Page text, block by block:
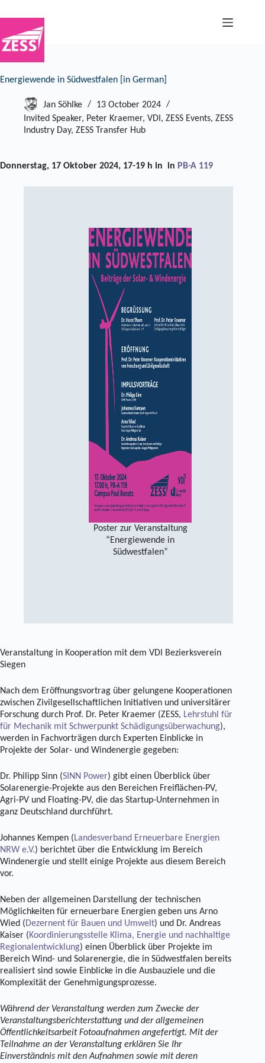
to
content
Energiewende in Südwestfalen [in German]
Jan Söhlke
13 October 2024
Invited Speaker, Peter Kraemer, VDI , ZESS Events, ZESS
Industry Day, ZESS Transfer Hub
Donnerstag, 17 Oktober 2024, 17-19 h in in PB-A 119
Poster zur Veranstaltung
“Energiewende in
Südwestfalen”
Veranstaltung in Kooperation mit dem VDI Bezierksverein
Siegen
Nach dem Eröffnungsvortrag über gelungene Kooperationen
zwischen Zivilgesellschaftlichen Initiativen und universitärer
Forschung durch Prof. Dr. Peter Kraemer (ZESS, Lehrstuhl für
für Mechanik mit Schwerpunkt Schädigungsüberwachung),
werden in Fachvorträgen durch Experten Einblicke in
Projekte der Solar- und Windenergie gegeben:
Dr. Philipp Sinn (SINN Power) gibt einen Überblick über
Solarenergie-Projekte aus den Bereichen Freiflächen-PV,
Agri-PV und Floating-PV, die das Startup-Unternehmen in
ganz Deutschland durchführt.
Johannes Kempen (Landesverband Erneuerbare Energien
NRW e.V.) berichtet über die Entwicklung im Bereich
Windenergie und stellt einige Projekte aus diesem Bereich
vor.
Neben der allgemeinen Darstellung der technischen
Möglichkeiten für erneuerbare Energien geben uns Arno
Wied (Dezernent für Bauen und Umwelt) und Dr. Andreas
Kaiser (Koordinierungsstelle Klima, Energie und nachhaltige
Regionalentwicklung) einen Überblick über Projekte im
Bereich Wind- und Solarenergie, die in Südwestfalen bereits
realisiert sind sowie Einblicke in die Ausbauziele und die
Komplexität der Genehmigungsprozesse.
Während der Veranstaltung werden zum Zwecke der
Veranstaltungsberichterstattung und der allgemeinen
Öffentlichkeitsarbeit Fotoaufnahmen angefertigt. Mit der
Teilnahme an der Veranstaltung erklären Sie Ihr
Einverständnis mit den Aufnahmen sowie mit deren